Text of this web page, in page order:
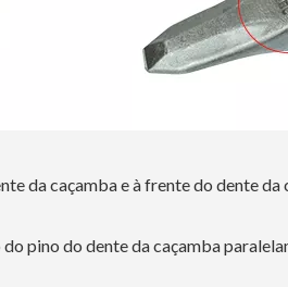
da caçamba e à frente do dente da
pino do dente da caçamba